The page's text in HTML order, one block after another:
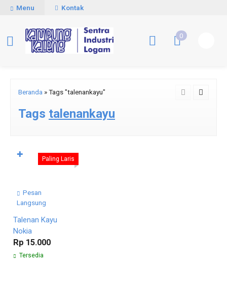
Menu Kontak
0
Beranda »Tags "talenankayu"
Tags talenankayu
Pesan
Langsung
Paling Laris
Talenan Kayu
Nokia
Rp 15.000
Tersedia
✚